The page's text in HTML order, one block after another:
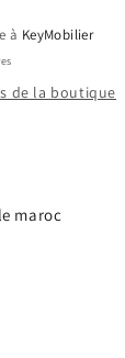
à KeyMobilier
de la boutique
maroc